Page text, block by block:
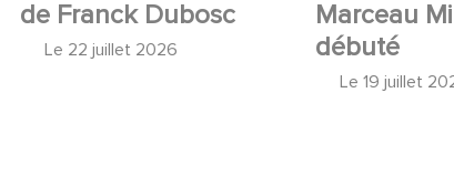
de Franck Dubosc
Le 22 juillet 2026
Marceau
débuté
Le 19 juillet